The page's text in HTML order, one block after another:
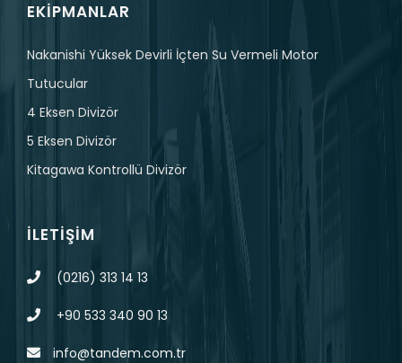
EKIPMANLAR
Nakanishi Yüksek Devirli İçten Su Vermeli Motor
Tutucular
4 Eksen Divizör
5 Eksen Divizör
Kitagawa Kontrollü Divizör
İLETIŞIM
(0216) 313 14 13
+90 533 340 90 13
info@tandem.com.tr